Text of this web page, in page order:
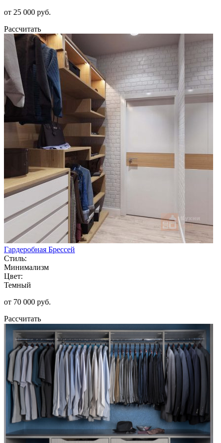
от 25 000 руб.
Рассчитать
Гардеробная Брессей
Стиль:
Минимализм
Цвет:
Темный
от 70 000 руб.
Рассчитать